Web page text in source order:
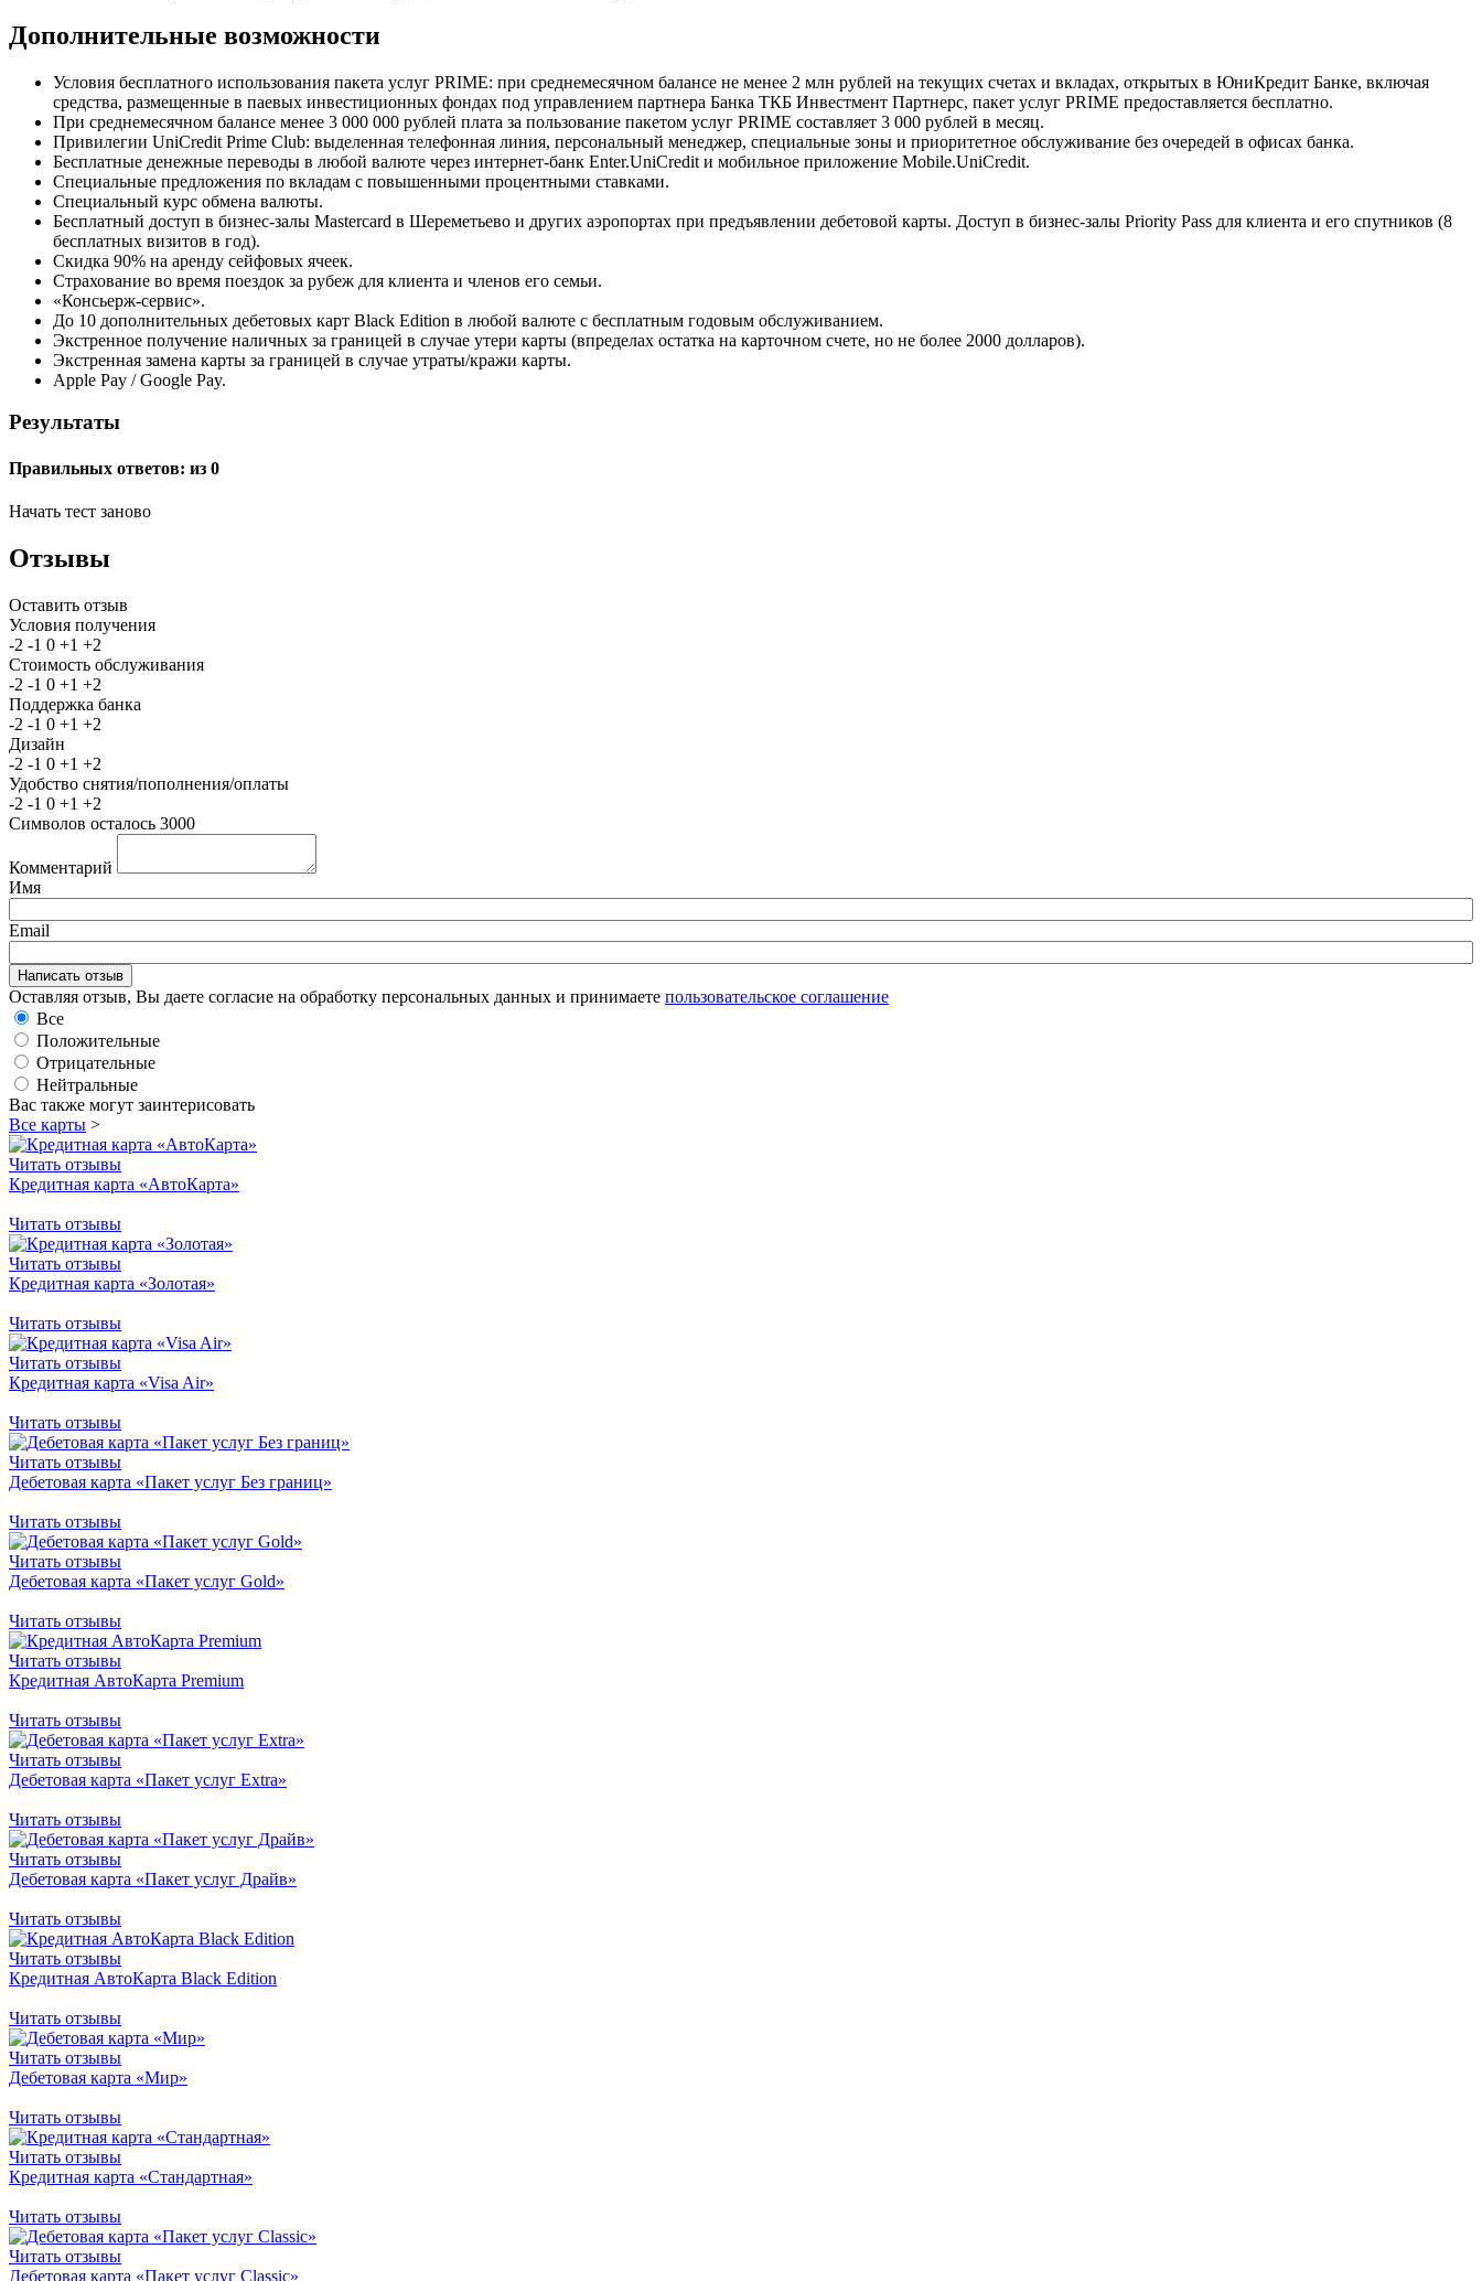
Дополнительные возможности
Условия бесплатного использования пакета услуг PRIME: при среднемесячном балансе не менее 2 млн рублей на текущих счетах и вкладах, открытых в ЮниКредит Банке, включая
средства, размещенные в паевых инвестиционных фондах под управлением партнера Банка ТКБ Инвестмент Партнерс, пакет услуг PRIME предоставляется бесплатно.
При среднемесячном балансе менее 3 000 000 рублей плата за пользование пакетом услуг PRIME составляет 3 000 рублей в месяц.
Привилегии UniCredit Prime Club: выделенная телефонная линия, персональный менеджер, специальные зоны и приоритетное обслуживание без очередей в офисах банка.
Бесплатные денежные переводы в любой валюте через интернет-банк Enter.UniCredit и мобильное приложение Mobile.UniCredit.
Специальные предложения по вкладам с повышенными процентными ставками.
Специальный курс обмена валюты.
Бесплатный доступ в бизнес-залы Mastercard в Шереметьево и других аэропортах при предъявлении дебетовой карты. Доступ в бизнес-залы Priority Pass для клиента и его спутников (8
бесплатных визитов в год).
Скидка 90% на аренду сейфовых ячеек.
Страхование во время поездок за рубеж для клиента и членов его семьи.
«Консьерж-сервис».
До 10 дополнительных дебетовых карт Black Edition в любой валюте с бесплатным годовым обслуживанием.
Экстренное получение наличных за границей в случае утери карты (впределах остатка на карточном счете, но не более 2000 долларов).
Экстренная замена карты за границей в случае утраты/кражи карты.
Apple Pay / Google Pay.
Результаты
Правильных ответов: из 0
Начать тест заново
Отзывы
Оставить отзыв
Условия получения
-2 -1 0 +1 +2
Стоимость обслуживания
-2 -1 0 +1 +2
Поддержка банка
-2 -1 0 +1 +2
Дизайн
-2 -1 0 +1 +2
Удобство снятия/пополнения/оплаты
-2 -1 0 +1 +2
Символов осталось 3000
Комментарий
Имя
Email
Оставляя отзыв, Вы даете согласие на обработку персональных данных и принимаете пользовательское соглашение
Все
Положительные
Отрицательные
Нейтральные
Вас также могут заинтерисовать
Все карты >
Читать отзывы
Кредитная карта «АвтоКарта»
Читать отзывы
Читать отзывы
Кредитная карта «Золотая»
Читать отзывы
Читать отзывы
Кредитная карта «Visa Air»
Читать отзывы
Читать отзывы
Дебетовая карта «Пакет услуг Без границ»
Читать отзывы
Читать отзывы
Дебетовая карта «Пакет услуг Gold»
Читать отзывы
Читать отзывы
Кредитная АвтоКарта Premium
Читать отзывы
Читать отзывы
Дебетовая карта «Пакет услуг Extra»
Читать отзывы
Читать отзывы
Дебетовая карта «Пакет услуг Драйв»
Читать отзывы
Читать отзывы
Кредитная АвтоКарта Black Edition
Читать отзывы
Читать отзывы
Дебетовая карта «Мир»
Читать отзывы
Читать отзывы
Кредитная карта «Стандартная»
Читать отзывы
Читать отзывы
Дебетовая карта «Пакет услуг Classic»